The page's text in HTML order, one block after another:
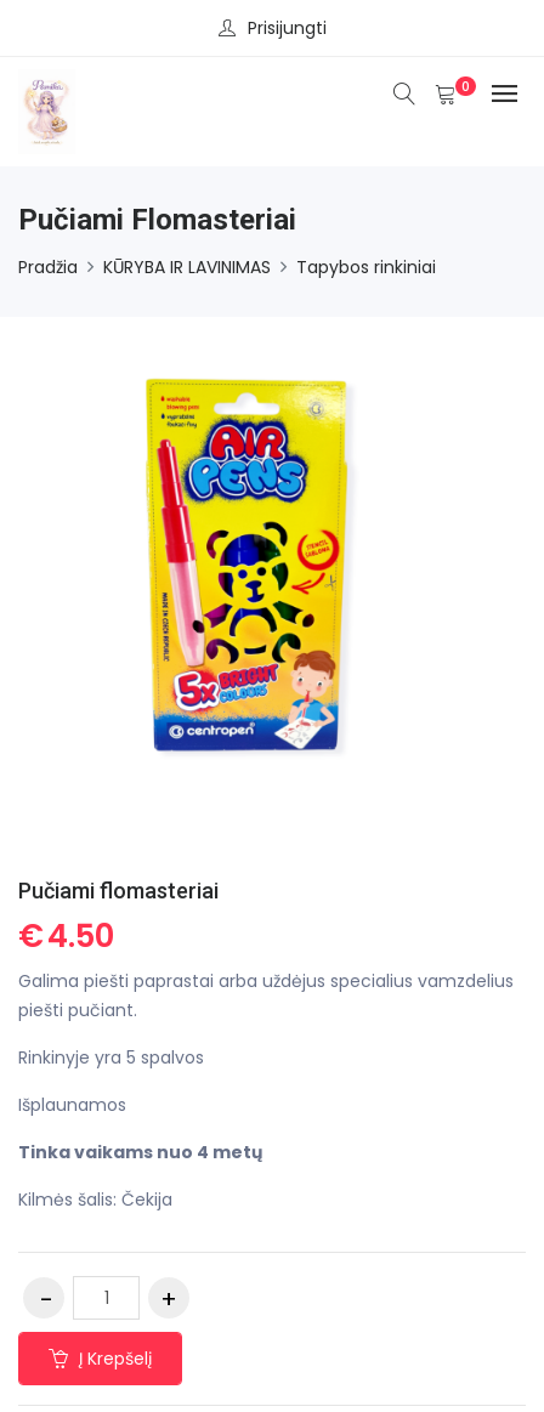
Prisijungti
0
Pučiami Flomasteriai
Pradžia KŪRYBA IR LAVINIMAS Tapybos rinkiniai
Pučiami flomasteriai
€4.50
Galima piešti paprastai arba uždėjus specialius vamzdelius
piešti pučiant.
Rinkinyje yra 5 spalvos
Išplaunamos
Tinka vaikams nuo 4 metų
Kilmės šalis: Čekija
Į Krepšelį